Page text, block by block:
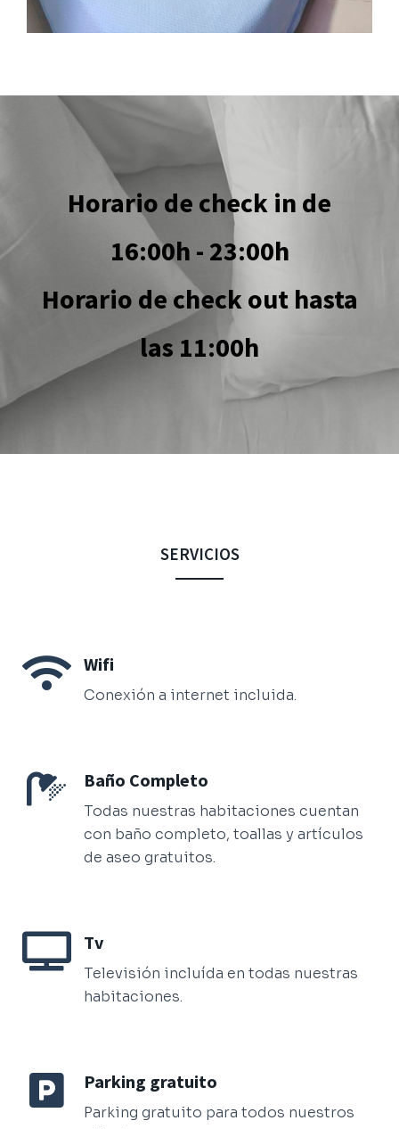
Horario de check in de
16:00h - 23:00h
Horario de check out hasta
las 11:00h
SERVICIOS
Wifi
Conexión a internet incluida.
Baño Completo
Todas nuestras habitaciones cuentan
con baño completo, toallas y artículos
de aseo gratuitos.
Tv
Televisión incluída en todas nuestras
habitaciones.
Parking gratuito
Parking gratuito para todos nuestros